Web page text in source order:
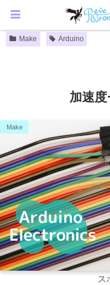
Make Arduino
加速
Make
ス